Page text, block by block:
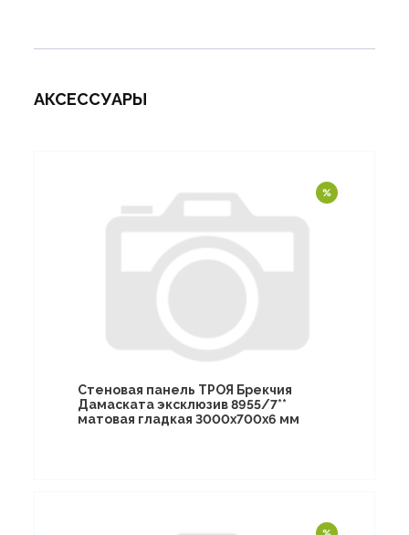
АКСЕССУАРЫ
Стеновая панель ТРОЯ Брекчия
Дамаската эксклюзив 8955/7**
матовая гладкая 3000х700х6 мм